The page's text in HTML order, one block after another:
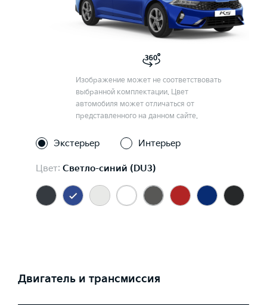
Изображение может не соответствовать
выбранной комплектации. Цвет
автомобиля может отличаться от
представленного на данном сайте.
Экстерьер Интерьер
Цвет: Светло-синий (DU3)
Двигатель и трансмиссия